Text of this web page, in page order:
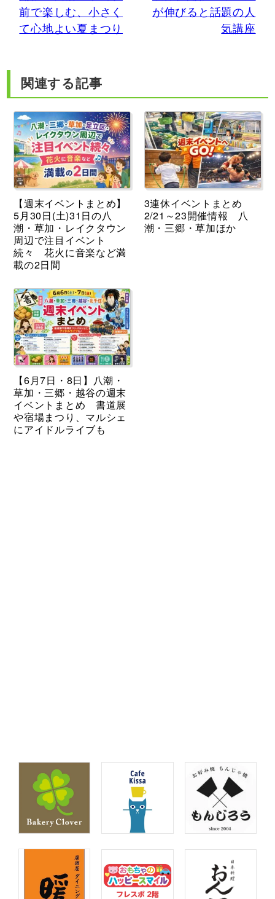
前で楽しむ、小さく
て心地よい夏まつり
が伸びると話題の人
気講座
関連する記事
【週末イベントまとめ】
5月30日(土)31日の八
潮・草加・レイクタウン
周辺で注目イベント
続々 花火に音楽など満
載の2日間
3連休イベントまとめ
2/21～23開催情報 八
潮・三郷・草加ほか
【6月7日・8日】八潮・
草加・三郷・越谷の週末
イベントまとめ 書道展
や宿場まつり、マルシェ
にアイドルライブも